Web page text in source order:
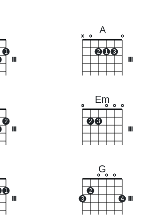
1
A
x o
2 1 3
o
2
Em
o
2 3
o o o
1
G
3
2
o o o
4